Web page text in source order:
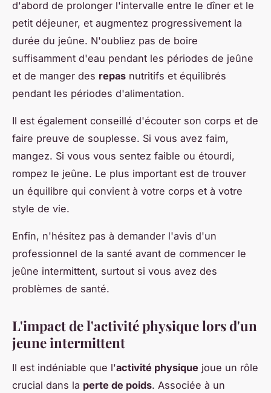
d'abord de prolonger l'intervalle entre le dîner et le
petit déjeuner, et augmentez progressivement la
durée du jeûne. N'oubliez pas de boire
suffisamment d'eau pendant les périodes de jeûne
et de manger des repas nutritifs et équilibrés
pendant les périodes d'alimentation.
Il est également conseillé d'écouter son corps et de
faire preuve de souplesse. Si vous avez faim,
mangez. Si vous vous sentez faible ou étourdi,
rompez le jeûne. Le plus important est de trouver
un équilibre qui convient à votre corps et à votre
style de vie.
Enfin, n'hésitez pas à demander l'avis d'un
professionnel de la santé avant de commencer le
jeûne intermittent, surtout si vous avez des
problèmes de santé.
L'impact de l'activité physique lors d'un
jeune intermittent
Il est indéniable que l'activité physique joue un rôle
crucial dans la perte de poids. Associée à un